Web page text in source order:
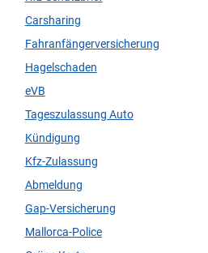
Carsharing
Fahranfängerversicherung
Hagelschaden
eVB
Tageszulassung Auto
Kündigung
Kfz-Zulassung
Abmeldung
Gap-Versicherung
Mallorca-Police